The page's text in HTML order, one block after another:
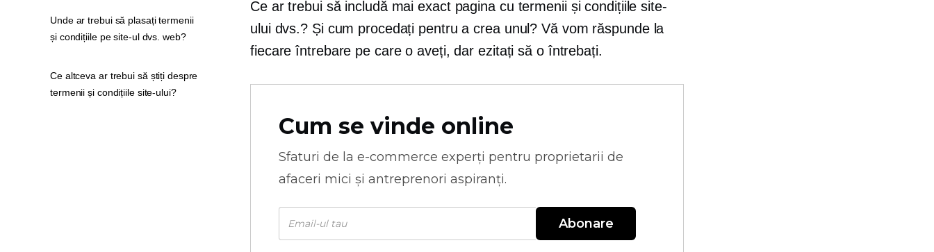
Ce ar trebui să includă mai exact pagina cu termenii și condițiile site-
ului dvs.? Și cum procedați pentru a crea unul? Vă vom răspunde la
fiecare întrebare pe care o aveți, dar ezitați să o întrebați.
Cum se vinde online
Sfaturi de la e-commerce experți pentru proprietarii de
afaceri mici și antreprenori aspiranți.
Abonare
Unde ar trebui să plasați termenii
și condițiile pe site-ul dvs. web?
Ce altceva ar trebui să știți despre
termenii și condițiile site-ului?